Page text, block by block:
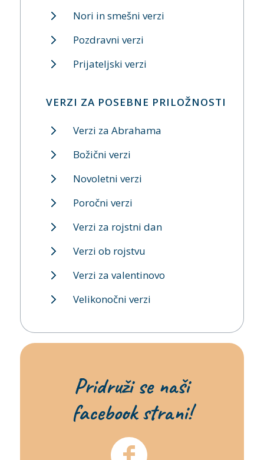
Nori in smešni verzi
Pozdravni verzi
Prijateljski verzi
VERZI ZA POSEBNE PRILOŽNOSTI
Verzi za Abrahama
Božični verzi
Novoletni verzi
Poročni verzi
Verzi za rojstni dan
Verzi ob rojstvu
Verzi za valentinovo
Velikonočni verzi
Pridruži se naši
facebook strani!